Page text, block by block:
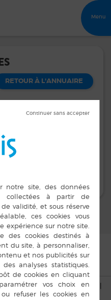
Menu
RETOUR À L'ANNUAIRE
|Plan du site|Cookies
|